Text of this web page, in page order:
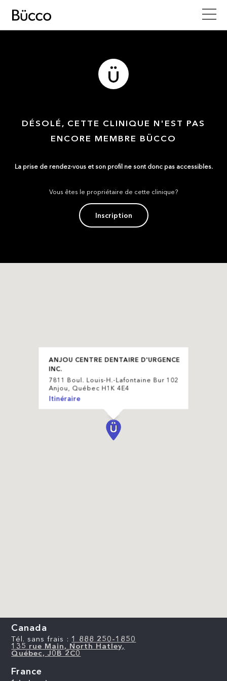
DÉSOLÉ, CETTE CLINIQUE N'EST PAS
ENCORE MEMBRE BÜCCO
La prise de rendez-vous et son profil ne sont donc pas accessibles.
Vous êtes le propriétaire de cette clinique?
Inscription
ANJOU CENTRE DENTAIRE D'URGENCE
INC.
7811 Boul. Louis-H.-Lafontaine Bur 102
Anjou, Québec H1K 4E4
Itinéraire
Canada
Tél. sans frais : 1 888 250-1850
135 rue Main, North Hatley,
Québec, J0B 2C0
France